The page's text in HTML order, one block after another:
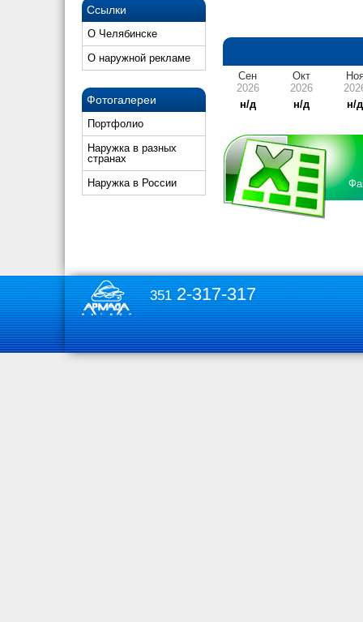
Ссылки
О Челябинске
О наружной рекламе
Фотогалереи
Портфолио
Наружка в разных
странах
Наружка в России
Сен
2026
н/д
Окт
2026
н/д
н/д
3512-317-317